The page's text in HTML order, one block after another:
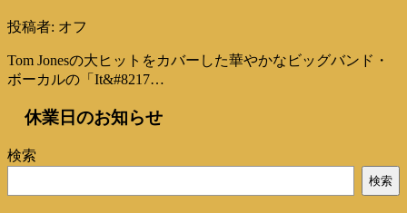
投稿者: オフ
Tom Jonesの大ヒットをカバーした華やかなビッグバンド・
ボーカルの「It&#8217…
休業日のお知らせ
検索
検索